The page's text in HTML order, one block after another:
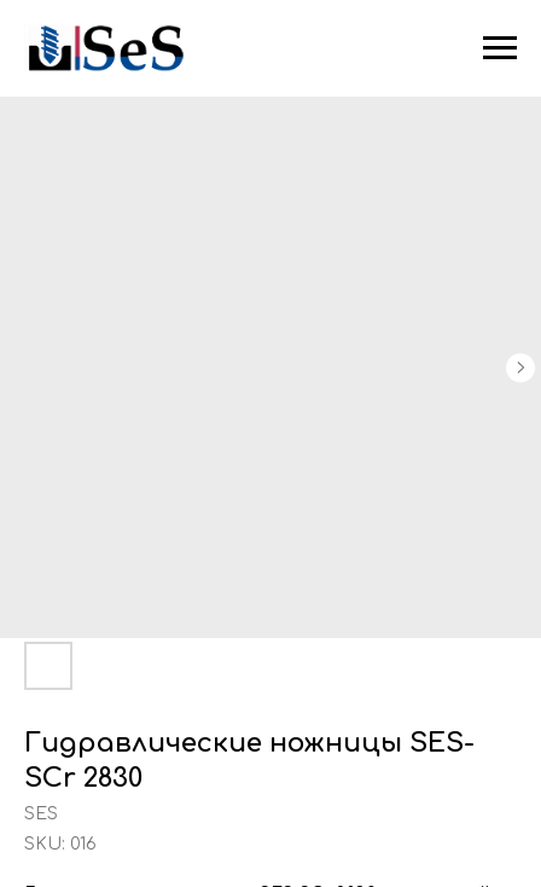
Гидравлические ножницы SES-
SCr 2830
SES
SKU: 016